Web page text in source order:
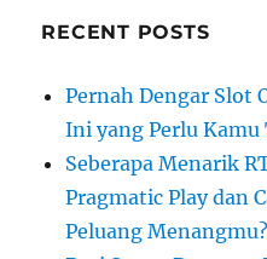
RECENT POSTS
Pernah Dengar Slot
Ini yang Perlu
Seberapa Menarik
Pragmatic Play dan
Peluang Menangmu?